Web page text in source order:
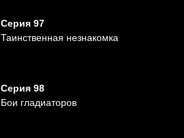
Серия 97
Таинственная незнакомка
Серия 98
Бои гладиаторов